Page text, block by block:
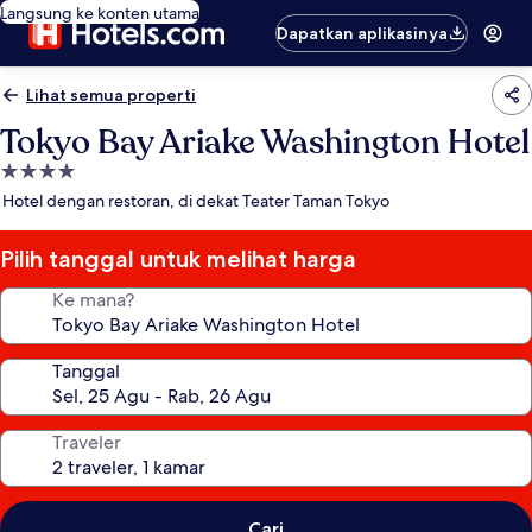
Langsung ke konten utama
Dapatkan aplikasinya
Lihat semua properti
Tokyo Bay Ariake Washington Hotel
Properti
bintang
Hotel dengan restoran, di dekat Teater Taman Tokyo
Pilih tanggal untuk melihat harga
Ke mana?
Tanggal
Traveler